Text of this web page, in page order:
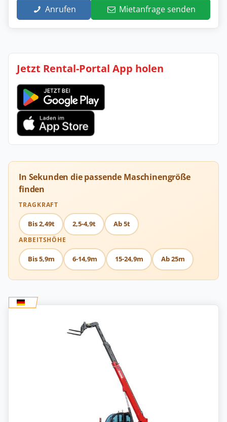
Anrufen Mietanfrage senden
Jetzt Rental-Portal App holen
In Sekunden die passende Maschinengröße
finden
TRAGKRAFT
Bis 2,49t 2,5-4,9t Ab 5t
ARBEITSHÖHE
Bis 5,9m 6-14,9m 15-24,9m Ab 25m